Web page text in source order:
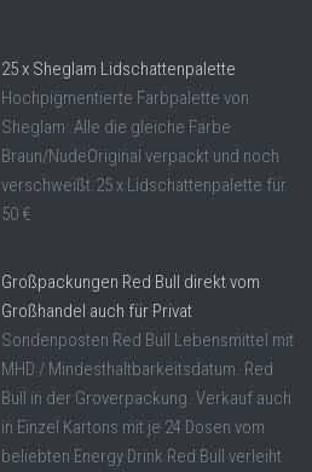
25 x Sheglam Lidschattenpalette
Hochpigmentierte Farbpalette von
Sheglam .Alle die gleiche Farbe
Braun/NudeOriginal verpackt und noch
verschweißt.25 x Lidschattenpalette für
50 €
Großpackungen Red Bull direkt vom
Großhandel auch für Privat
Sondenposten Red Bull Lebensmittel mit
MHD / Mindesthaltbarkeitsdatum. Red
Bull in der Groverpackung. Verkauf auch
in Einzel Kartons mit je 24 Dosen vom
beliebten Energy Drink Red Bull verleiht